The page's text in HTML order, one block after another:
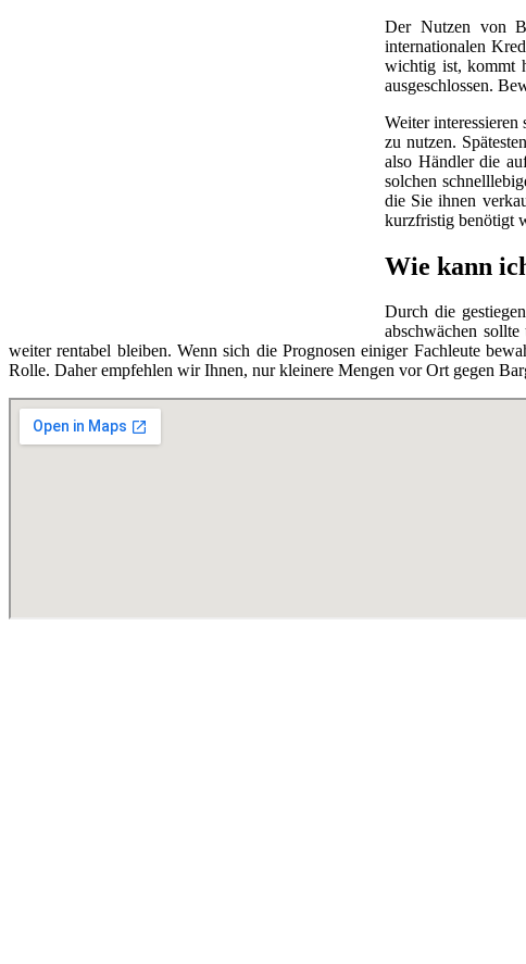
Der Nutzen von
internationalen
wichtig ist, kommt
ausgeschlossen.
Weiter
zu nutzen.
also Händler die
solchen
die Sie ihnen
kurzfristig benötigt
Wie kann
Durch die
abschwächen
weiter rentabel bleiben. Wenn sich die Prognosen einiger Fachleute
Rolle. Daher empfehlen wir Ihnen, nur kleinere Mengen vor Ort gegen